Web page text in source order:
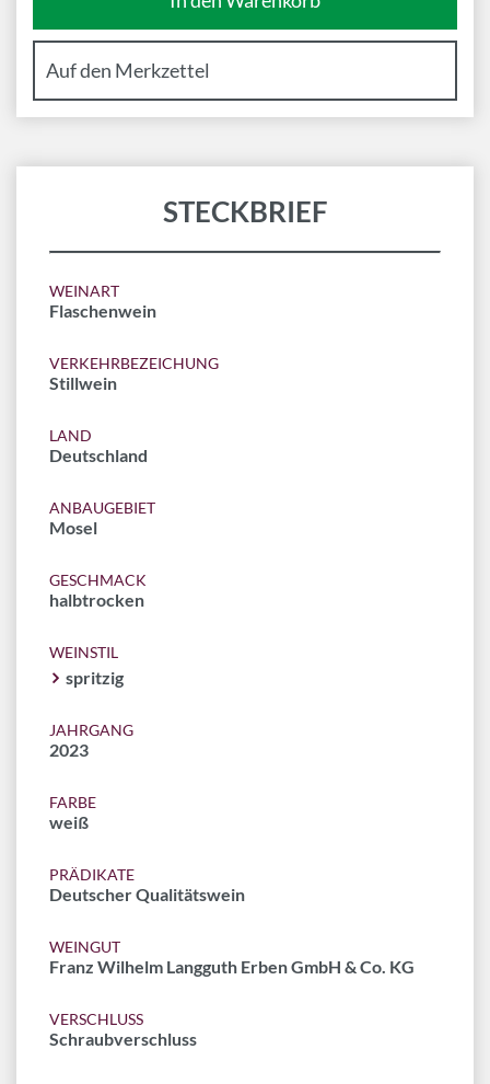
STECKBRIEF
WEINART
Flaschenwein
VERKEHRBEZEICHUNG
Stillwein
LAND
Deutschland
ANBAUGEBIET
Mosel
GESCHMACK
halbtrocken
WEINSTIL
spritzig
JAHRGANG
2023
FARBE
weiß
PRÄDIKATE
Deutscher Qualitätswein
WEINGUT
Franz Wilhelm Langguth Erben GmbH & Co. KG
VERSCHLUSS
Schraubverschluss